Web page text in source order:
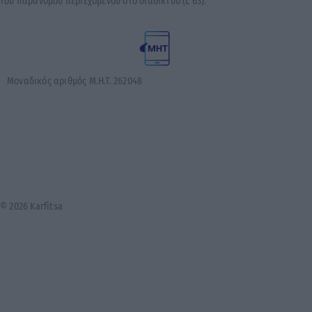
Μοναδικός αριθμός Μ.Η.Τ. 262048
© 2026 Karfitsa